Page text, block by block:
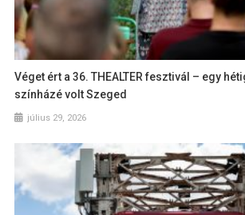
Véget ért a 36. THEALTER fesztivál – egy
színházé volt Szeged
július 29, 2026